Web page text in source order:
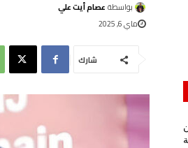
بواسطة عصام أيت علي
ماي 6, 2025
شارك